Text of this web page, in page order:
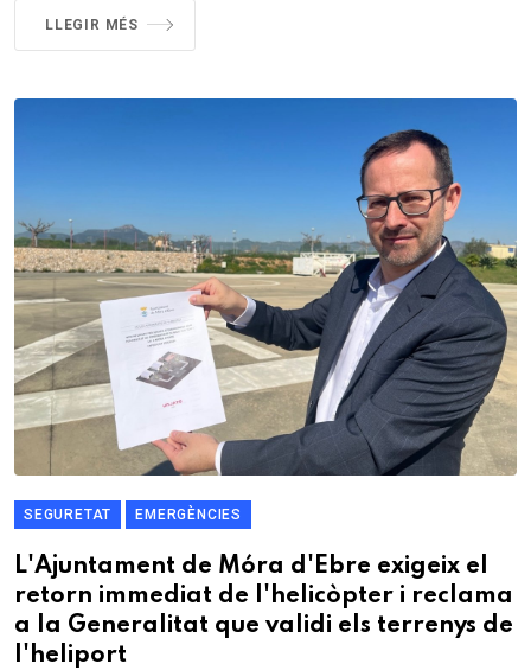
LLEGIR MÉS
SEGURETAT EMERGÈNCIES
L'Ajuntament de Móra d'Ebre exigeix el
retorn immediat de l'helicòpter i reclama
a la Generalitat que validi els terrenys de
l'heliport